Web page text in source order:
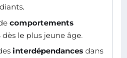
comportements
dès le plus jeune âge.
interdépendances dans